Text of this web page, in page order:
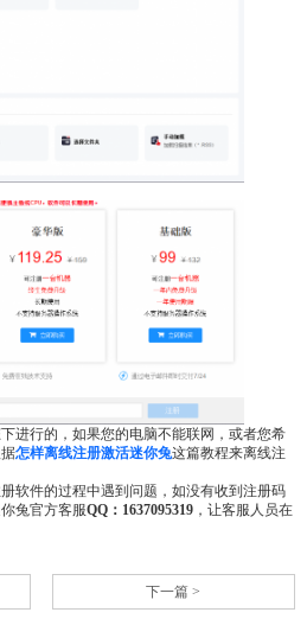
进行的，如果您的电脑不能联网，或者您希
怎样离线注册激活迷你兔这篇教程来离线注
软件的过程中遇到问题，如没有收到注册码
兔官方客服QQ：1637095319 ，让客服人员在
下一篇 >